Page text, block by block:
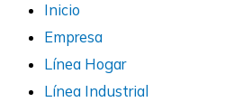
Inicio
Empresa
Línea Hogar
Línea Industrial